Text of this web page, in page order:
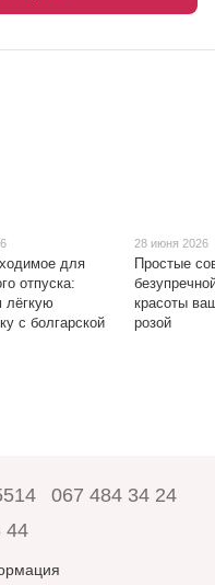
для
отпуска:
лёгкую
с болгарской
28 июня 2026
Простые
красоты
розой
067 484 34 24
44